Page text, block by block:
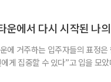
트의 가장 큰 매력은 ‘세대를 아
운에서 다시 시작된 나
에 거주하는 입주자들의 표정
게 집중할 수 있다”고 입을 모